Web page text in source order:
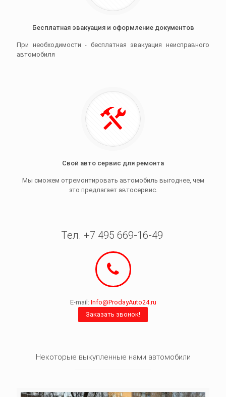
Бесплатная эвакуация и оформление документов
При необходимости - бесплатная эвакуация неисправного
автомобиля
Свой авто сервис для ремонта
Мы сможем отремонтировать автомобиль выгоднее, чем
это предлагает автосервис.
Тел. +7 495 669-16-49
E-mail: Info@ProdayAuto24.ru
Заказать звонок!
Некоторые выкупленные нами автомобили